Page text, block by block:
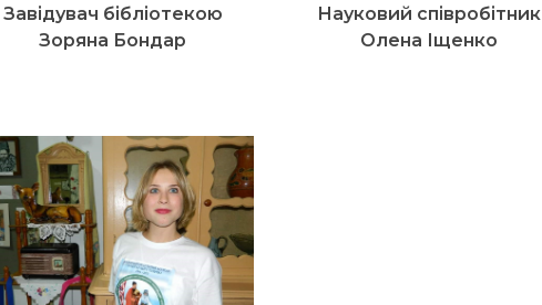
Завідувач бібліотекою
Зоряна Бондар
Науковий співробітник
Олена Іщенко